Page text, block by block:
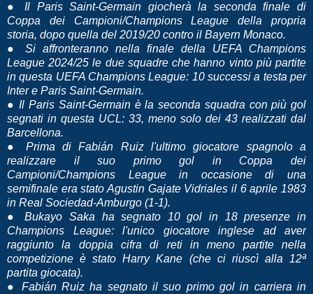
● Il Paris Saint-Germain giocherà la seconda finale di
Coppa dei Campioni/Champions League della propria
storia, dopo quella del 2019/20 contro il Bayern Monaco.
● Si affronteranno nella finale della UEFA Champions
League 2024/25 le due squadre che hanno vinto più partite
in questa UEFA Champions League: 10 successi a testa per
Inter e Paris Saint-Germain.
● Il Paris Saint-Germain è la seconda squadra con più gol
segnati in questa UCL: 33, meno solo dei 43 realizzati dal
Barcellona.
● Prima di Fabián Ruiz l'ultimo giocatore spagnolo a
realizzare il suo primo gol in Coppa dei
Campioni/Champions League in occasione di una
semifinale era stato Agustin Gajate Vidriales il 6 aprile 1983
in Real Sociedad-Amburgo (1-1).
● Bukayo Saka ha segnato 10 gol in 18 presenze in
Champions League: l'unico giocatore inglese ad aver
raggiunto la doppia cifra di reti in meno partite nella
competizione è stato Harry Kane (che ci riuscì alla 12ª
partita giocata).
● Fabián Ruiz ha segnato il suo primo gol in carriera in